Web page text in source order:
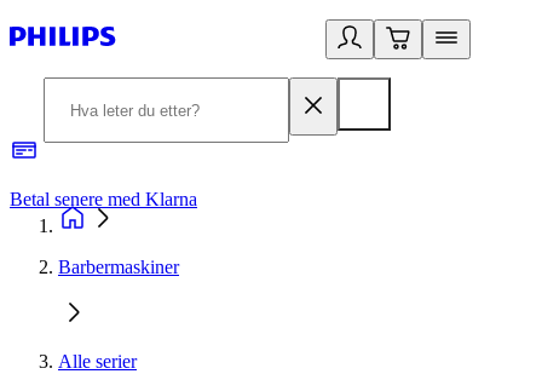
Betal senere med Klarna
Barbermaskiner
Alle serier